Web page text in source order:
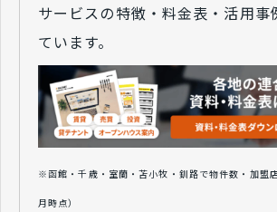
サービスの特徴・料金表・活用事
ています。
※函館・千歳・室蘭・苫小牧・釧路で物件数・加盟
月時点）